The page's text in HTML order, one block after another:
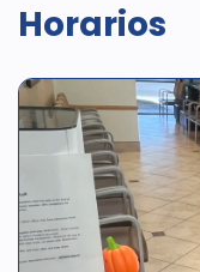
Horarios